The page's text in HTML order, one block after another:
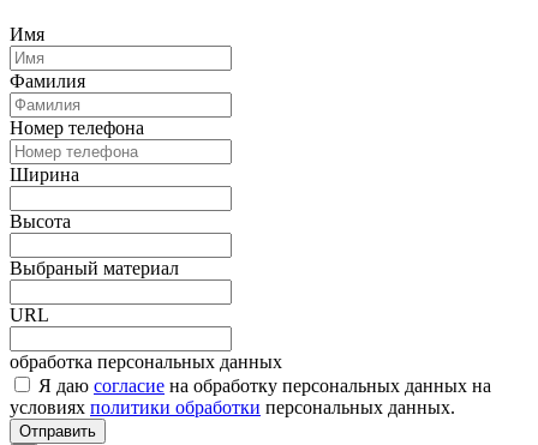
Имя
Фамилия
Номер телефона
Ширина
Высота
Выбраный материал
URL
обработка персональных данных
Я даю согласие на обработку персональных данных на
условиях политики обработки персональных данных.
Отправить